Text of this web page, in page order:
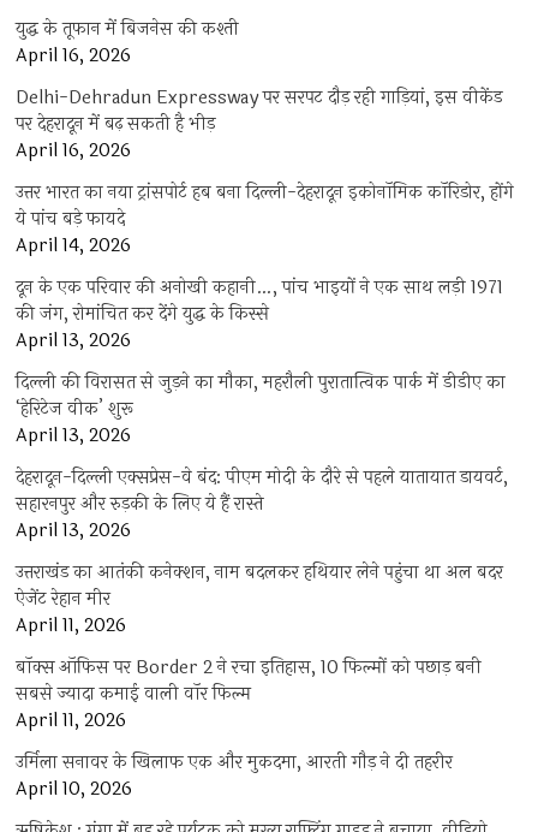
युद्ध के तूफान में बिजनेस की कश्ती
April 16, 2026
Delhi-Dehradun Expressway पर सरपट दौड़ रही गाड़ियां, इस वीकेंड
पर देहरादून में बढ़ सकती है भीड़
April 16, 2026
उत्तर भारत का नया ट्रांसपोर्ट हब बना दिल्ली-देहरादून इकोनॉमिक कॉरिडोर, होंगे
ये पांच बड़े फायदे
April 14, 2026
दून के एक परिवार की अनोखी कहानी…, पांच भाइयों ने एक साथ लड़ी 1971
की जंग, रोमांचित कर देंगे युद्ध के किस्से
April 13, 2026
दिल्ली की विरासत से जुड़ने का मौका, महरौली पुरातात्विक पार्क में डीडीए का
‘हेरिटेज वीक’ शुरू
April 13, 2026
देहरादून-दिल्ली एक्सप्रेस-वे बंद: पीएम मोदी के दौरे से पहले यातायात डायवर्ट,
सहारनपुर और रुड़की के लिए ये हैं रास्ते
April 13, 2026
उत्तराखंड का आतंकी कनेक्शन, नाम बदलकर हथियार लेने पहुंचा था अल बदर
ऐजेंट रेहान मीर
April 11, 2026
बॉक्स ऑफिस पर Border 2 ने रचा इतिहास, 10 फिल्मों को पछाड़ बनी
सबसे ज्यादा कमाई वाली वॉर फिल्म
April 11, 2026
उर्मिला सनावर के खिलाफ एक और मुकदमा, आरती गौड़ ने दी तहरीर
April 10, 2026